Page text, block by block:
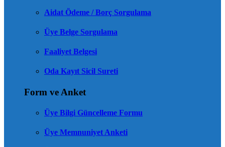
Aidat Ödeme / Borç Sorgulama
Üye Belge Sorgulama
Faaliyet Belgesi
Oda Kayıt Sicil Sureti
Form ve Anket
Üye Bilgi Güncelleme Formu
Üye Memnuniyet Anketi